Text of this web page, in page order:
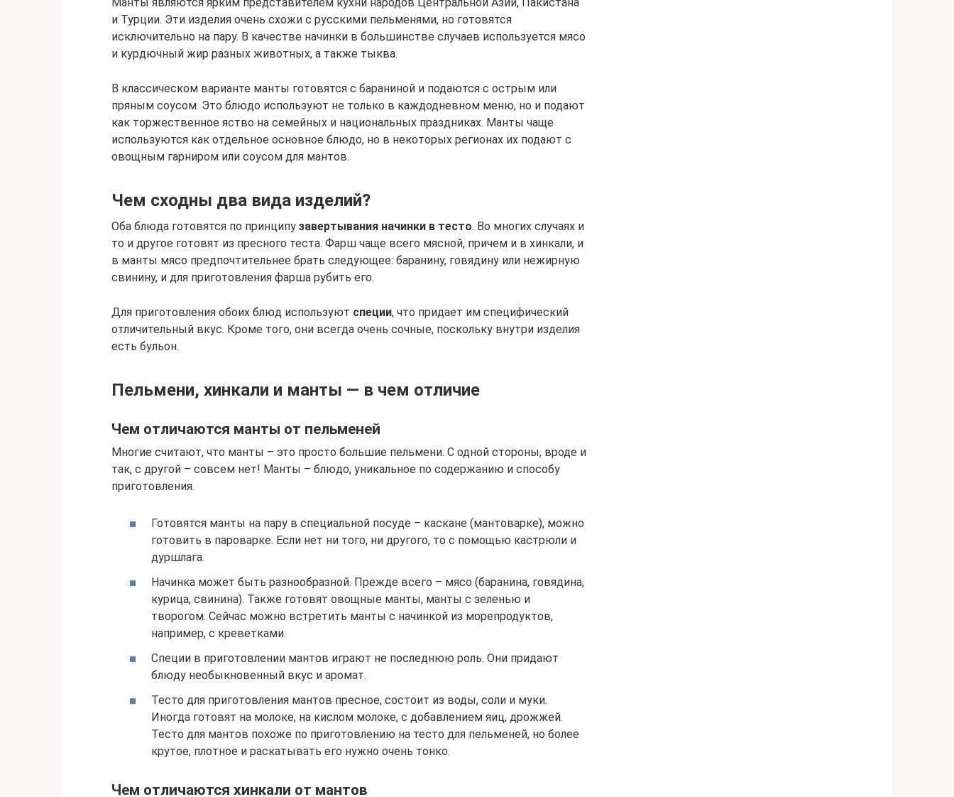
и Турции. Эти изделия очень схожи с русскими пельменями, но готовятся
исключительно на пару. В качестве начинки в большинстве случаев используется мясо
и курдючный жир разных животных, а также тыква.
В классическом варианте манты готовятся с бараниной и подаются с острым или
пряным соусом. Это блюдо используют не только в каждодневном меню, но и подают
как торжественное яство на семейных и национальных праздниках. Манты чаще
используются как отдельное основное блюдо, но в некоторых регионах их подают с
овощным гарниром или соусом для мантов.
Чем сходны два вида изделий?
Оба блюда готовятся по принципу завертывания начинки в тесто. Во многих случаях и
то и другое готовят из пресного теста. Фарш чаще всего мясной, причем и в хинкали, и
в манты мясо предпочтительнее брать следующее: баранину, говядину или нежирную
свинину, и для приготовления фарша рубить его.
Для приготовления обоих блюд используют специи, что придает им специфический
отличительный вкус. Кроме того, они всегда очень сочные, поскольку внутри изделия
есть бульон.
Пельмени, хинкали и манты — в чем отличие
Чем отличаются манты от пельменей
Многие считают, что манты – это просто большие пельмени. С одной стороны, вроде и
так, с другой – совсем нет! Манты – блюдо, уникальное по содержанию и способу
приготовления.
Готовятся манты на пару в специальной посуде – каскане (мантоварке), можно
готовить в пароварке. Если нет ни того, ни другого, то с помощью кастрюли и
дуршлага.
Начинка может быть разнообразной. Прежде всего – мясо (баранина, говядина,
курица, свинина). Также готовят овощные манты, манты с зеленью и
творогом. Сейчас можно встретить манты с начинкой из морепродуктов,
например, с креветками.
Специи в приготовлении мантов играют не последнюю роль. Они придают
блюду необыкновенный вкус и аромат.
Тесто для приготовления мантов пресное, состоит из воды, соли и муки.
Иногда готовят на молоке, на кислом молоке, с добавлением яиц, дрожжей.
Тесто для мантов похоже по приготовлению на тесто для пельменей, но более
крутое, плотное и раскатывать его нужно очень тонко.
Чем отличаются хинкали от мантов